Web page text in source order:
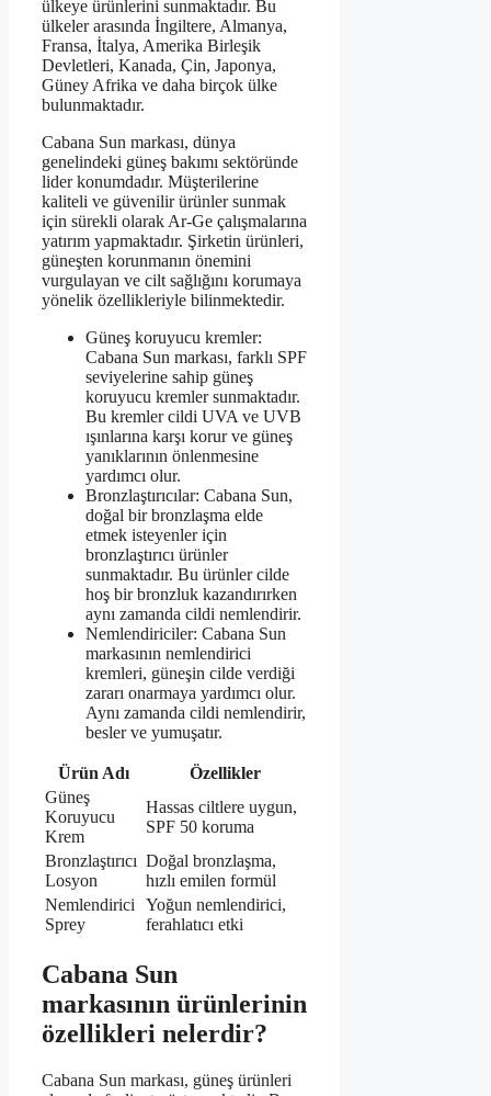
ülkeye ürünlerini sunmaktadır. Bu
ülkeler arasında İngiltere, Almanya,
Fransa, İtalya, Amerika Birleşik
Devletleri, Kanada, Çin, Japonya,
Güney Afrika ve daha birçok ülke
bulunmaktadır.
Cabana Sun markası, dünya
genelindeki güneş bakımı sektöründe
lider konumdadır. Müşterilerine
kaliteli ve güvenilir ürünler sunmak
için sürekli olarak Ar-Ge çalışmalarına
yatırım yapmaktadır. Şirketin ürünleri,
güneşten korunmanın önemini
vurgulayan ve cilt sağlığını korumaya
yönelik özellikleriyle bilinmektedir.
Güneş koruyucu kremler:
Cabana Sun markası, farklı SPF
seviyelerine sahip güneş
koruyucu kremler sunmaktadır.
Bu kremler cildi UVA ve UVB
ışınlarına karşı korur ve güneş
yanıklarının önlenmesine
yardımcı olur.
Bronzlaştırıcılar: Cabana Sun,
doğal bir bronzlaşma elde
etmek isteyenler için
bronzlaştırıcı ürünler
sunmaktadır. Bu ürünler cilde
hoş bir bronzluk kazandırırken
aynı zamanda cildi nemlendirir.
Nemlendiriciler: Cabana Sun
markasının nemlendirici
kremleri, güneşin cilde verdiği
zararı onarmaya yardımcı olur.
Aynı zamanda cildi nemlendirir,
besler ve yumuşatır.
Ürün Adı
Özellikler
Güneş
Koruyucu
Krem
Hassas ciltlere uygun,
SPF 50 koruma
Bronzlaştırıcı
Losyon
Doğal bronzlaşma,
hızlı emilen formül
Nemlendirici
Sprey
Yoğun nemlendirici,
ferahlatıcı etki
Cabana Sun
markasının ürünlerinin
özellikleri nelerdir?
Cabana Sun markası, güneş ürünleri